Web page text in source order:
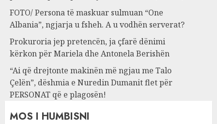
FOTO/ Persona të maskuar sulmuan “One
Albania”, ngjarja u fsheh. A u vodhën serverat?
Prokuroria jep pretencën, ja çfarë dënimi
kërkon për Mariela dhe Antonela Berishën
“Ai që drejtonte makinën më ngjau me Talo
Çelën”, dëshmia e Nuredin Dumanit flet për
PERSONAT që e plagosën!
MOS I HUMBISNI